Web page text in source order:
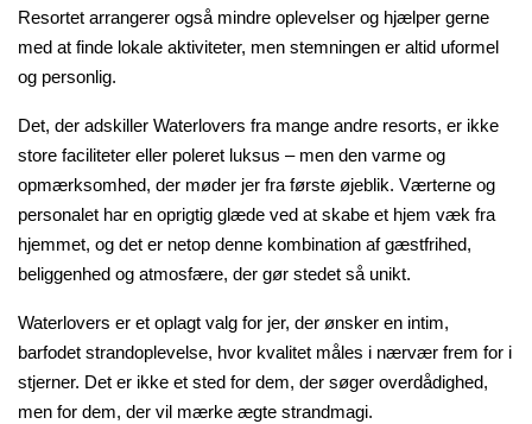
Resortet arrangerer også mindre oplevelser og hjælper gerne
med at finde lokale aktiviteter, men stemningen er altid uformel
og personlig.
Det, der adskiller Waterlovers fra mange andre resorts, er ikke
store faciliteter eller poleret luksus – men den varme og
opmærksomhed, der møder jer fra første øjeblik. Værterne og
personalet har en oprigtig glæde ved at skabe et hjem væk fra
hjemmet, og det er netop denne kombination af gæstfrihed,
beliggenhed og atmosfære, der gør stedet så unikt.
Waterlovers er et oplagt valg for jer, der ønsker en intim,
barfodet strandoplevelse, hvor kvalitet måles i nærvær frem for i
stjerner. Det er ikke et sted for dem, der søger overdådighed,
men for dem, der vil mærke ægte strandmagi.